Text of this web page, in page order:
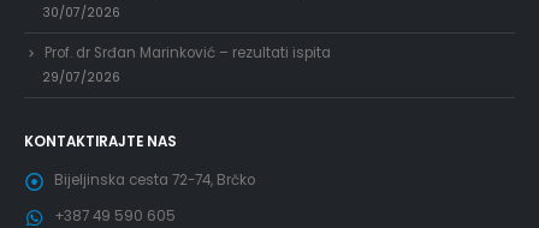
30/07/2026
Prof. dr Srđan Marinković – rezultati ispita
29/07/2026
KONTAKTIRAJTE NAS
Bijeljinska cesta 72-74, Brčko
+387 49 590 605